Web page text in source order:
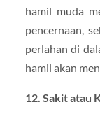
hamil muda
pencernaan,
perlahan di
hamil akan
12. Sakit atau